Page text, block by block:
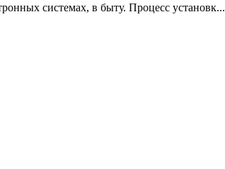
системах, в быту. Процесс установк...